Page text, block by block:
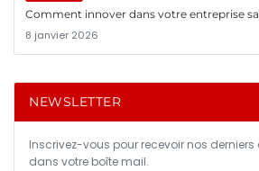
Comment innover dans votre entreprise
8 janvier 2026
NEWSLETTER
Inscrivez-vous pour recevoir nos
dans votre boîte mail.